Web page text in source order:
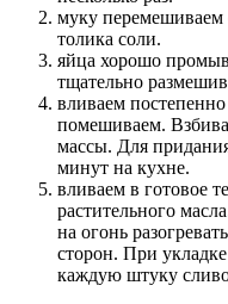
муку перемешиваем
толика соли.
яйца хорошо
тщательно
вливаем
помешиваем.
массы. Для
минут на кухне.
вливаем в готовое
растительного
на огонь
сторон. При
каждую штуку